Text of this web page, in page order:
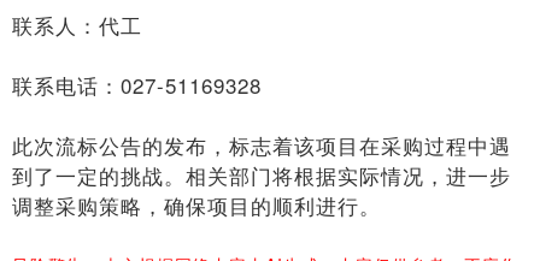
联系人：代工
联系电话：027-51169328
此次流标公告的发布，标志着该项目在采购过程中遇
到了一定的挑战。相关部门将根据实际情况，进一步
调整采购策略，确保项目的顺利进行。